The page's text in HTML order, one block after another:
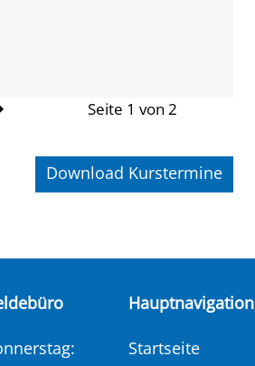
Seite 1 von 2
Download Kurstermine
Hauptnavigation
Startseite